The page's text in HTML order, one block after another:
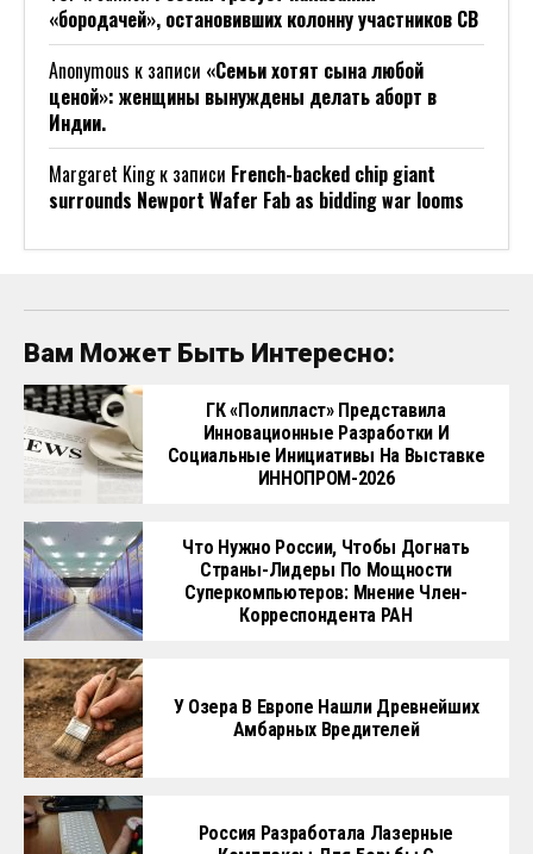
«бородачей», остановивших колонну участников СВ
Anonymous к записи «Семьи хотят сына любой
ценой»: женщины вынуждены делать аборт в
Индии.
Margaret Kingк записи French-backed chip giant
surrounds Newport Wafer Fab as bidding war looms
Вам Может Быть Интересно:
ГК «Полипласт» Представила
Инновационные Разработки И
Социальные Инициативы На Выставке
ИННОПРОМ-2026
Что Нужно России, Чтобы Догнать
Страны-Лидеры По Мощности
Суперкомпьютеров: Мнение Член-
Корреспондента РАН
У Озера В Европе Нашли Древнейших
Амбарных Вредителей
Россия Разработала Лазерные